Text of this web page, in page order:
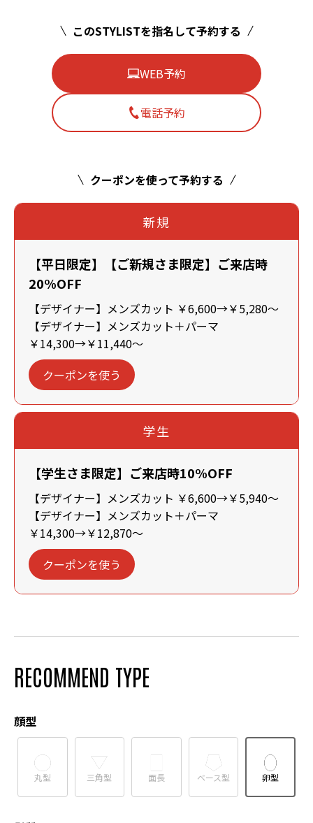
このSTYLISTを指名して予約する
WEB予約
電話予約
クーポンを使って予約する
新規
【平日限定】【ご新規さま限定】ご来店時
20%OFF
【デザイナー】メンズカット ￥6,600→￥5,280～
【デザイナー】メンズカット＋パーマ
￥14,300→￥11,440～
クーポンを使う
学生
【学生さま限定】ご来店時10%OFF
【デザイナー】メンズカット ￥6,600→￥5,940～
【デザイナー】メンズカット＋パーマ
￥14,300→￥12,870～
クーポンを使う
RECOMMEND TYPE
顔型
丸型 三角型 面長 ベース型 卵型